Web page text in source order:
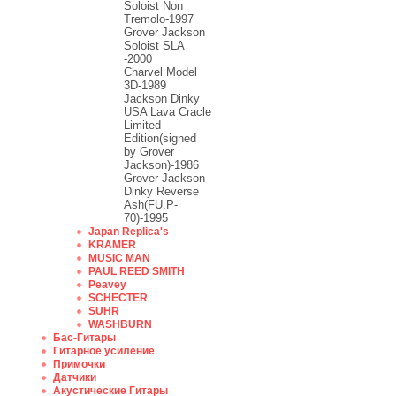
Soloist Non
Tremolo-1997
Grover Jackson
Soloist SLA
-2000
Charvel Model
3D-1989
Jackson Dinky
USA Lava Cracle
Limited
Edition(signed
by Grover
Jackson)-1986
Grover Jackson
Dinky Reverse
Ash(FU.P-
70)-1995
Japan Replica's
KRAMER
MUSIC MAN
PAUL REED SMITH
Peavey
SCHECTER
SUHR
WASHBURN
Бас-Гитары
Гитарное усиление
Примочки
Датчики
Акустические Гитары